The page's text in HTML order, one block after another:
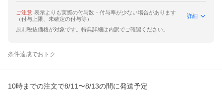
ご注意 表示よりも実際の付与数・付与率が少ない場合があります
（付与上限、未確定の付与等）
詳細
原則税抜価格が対象です。特典詳細は内訳でご確認ください。
条件達成でおトク
10時までの注文で8/11〜8/13の間に発送予定